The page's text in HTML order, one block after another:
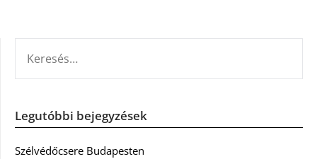
Legutóbbi bejegyzések
Szélvédőcsere Budapesten